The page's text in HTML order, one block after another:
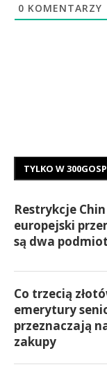
0 KOMENTARZY
TYLKO W
Restrykcje
europejski
są dwa
Co trzecią
emerytury
przeznaczają
zakupy